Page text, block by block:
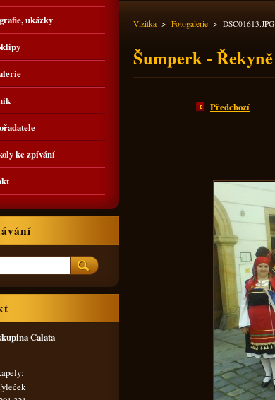
Vizitka > Fotogalerie > DSC01613.JPG
Šumperk - Řekyně
Předchozí
ukázky
ke zpívání
Calata